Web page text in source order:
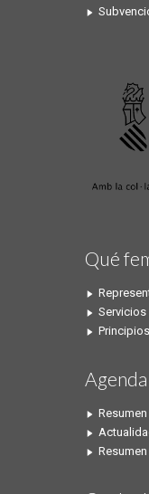
Qué
Servicios
Principios
Agenda